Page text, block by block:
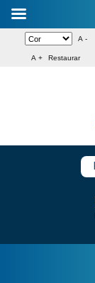
A -
A + Restaurar